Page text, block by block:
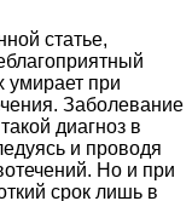
статье,
умирает при
Заболевание
диагноз в
и проводя
Но и при
срок лишь в